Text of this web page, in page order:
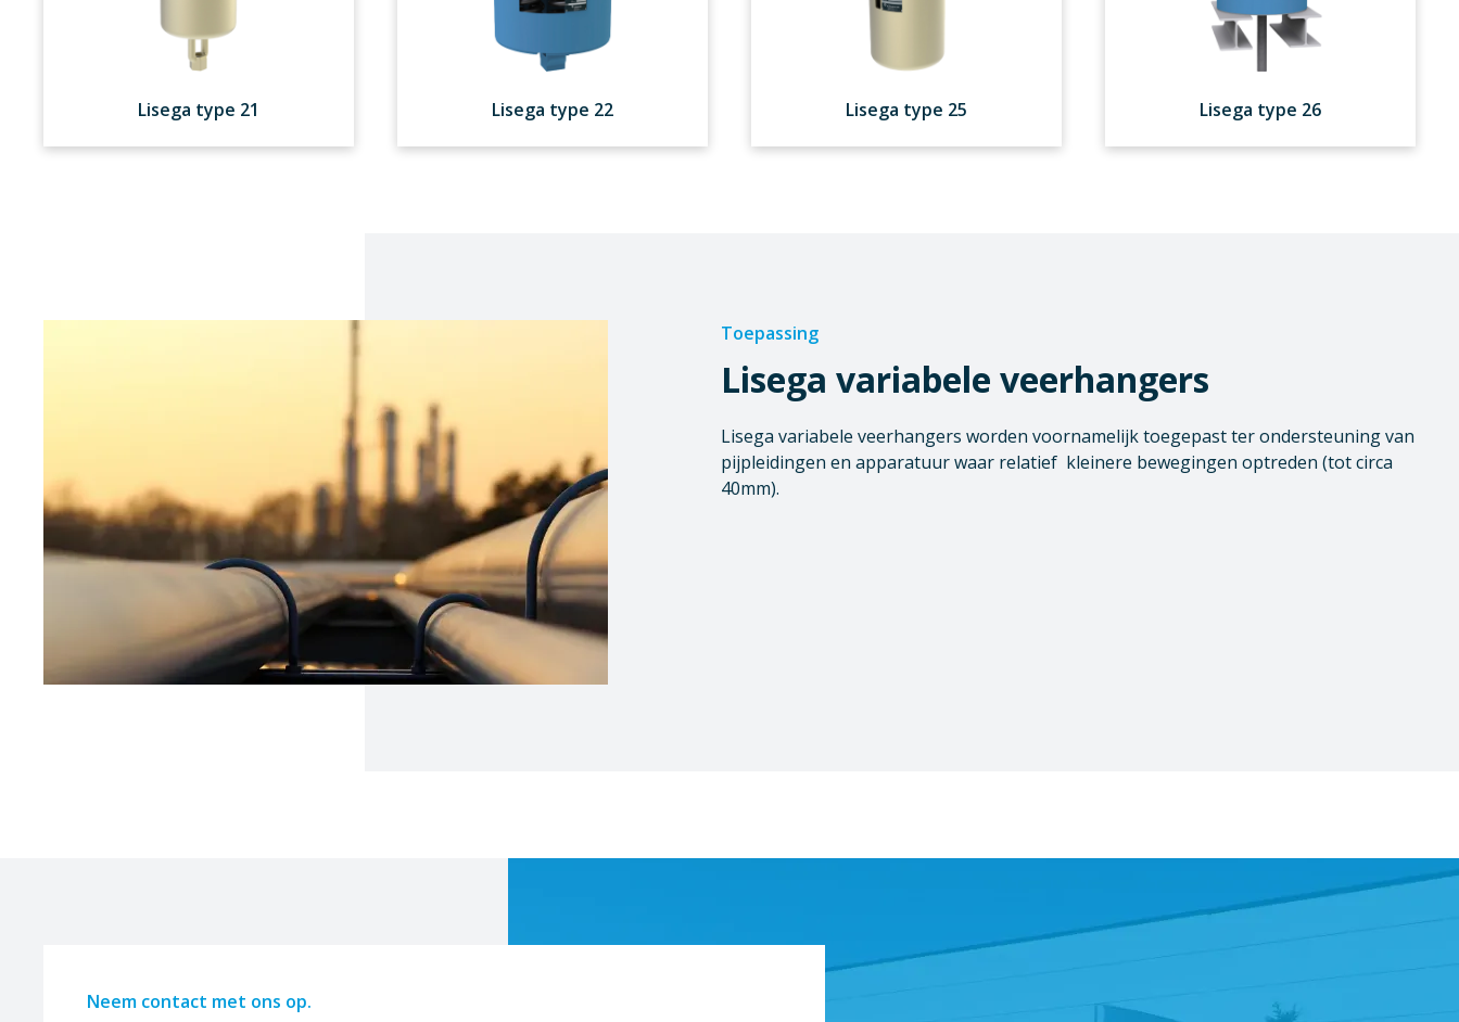
Lisega type 21 Lisega type 22 Lisega type 25 Lisega type 26
Toepassing
Lisega variabele veerhangers
Lisega variabele veerhangers worden voornamelijk toegepast ter ondersteuning van
pijpleidingen en apparatuur waar relatief kleinere bewegingen optreden (tot circa
40mm).
Neem contact met ons op.